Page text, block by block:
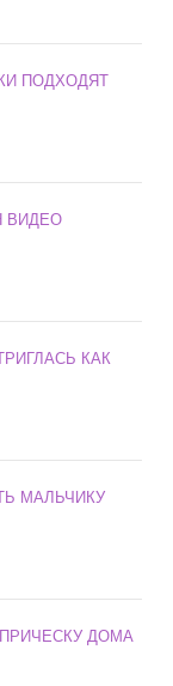
ПОДХОДЯТ
ВИДЕО
КАК
МАЛЬЧИКУ
ДОМА